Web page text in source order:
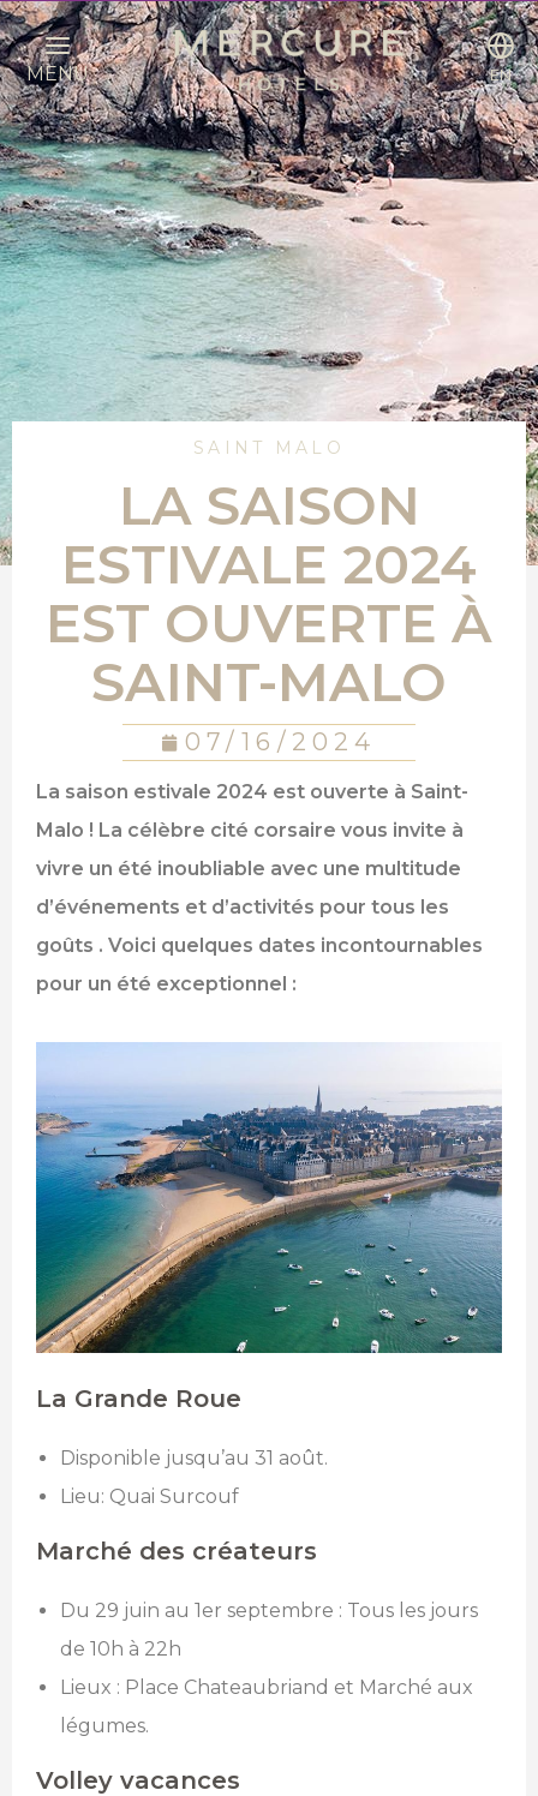
MENU EN
SAINT MALO
LA SAISON
ESTIVALE 2024
EST OUVERTE À
SAINT-MALO
07/16/2024
La saison estivale 2024 est ouverte à Saint-
Malo ! La célèbre cité corsaire vous invite à
vivre un été inoubliable avec une multitude
d’événements et d’activités pour tous les
goûts . Voici quelques dates incontournables
pour un été exceptionnel :
La Grande Roue
Disponible jusqu’au 31 août.
Lieu: Quai Surcouf
Marché des créateurs
Du 29 juin au 1er septembre : Tous les jours
de 10h à 22h
Lieux : Place Chateaubriand et Marché aux
légumes.
Volley vacances